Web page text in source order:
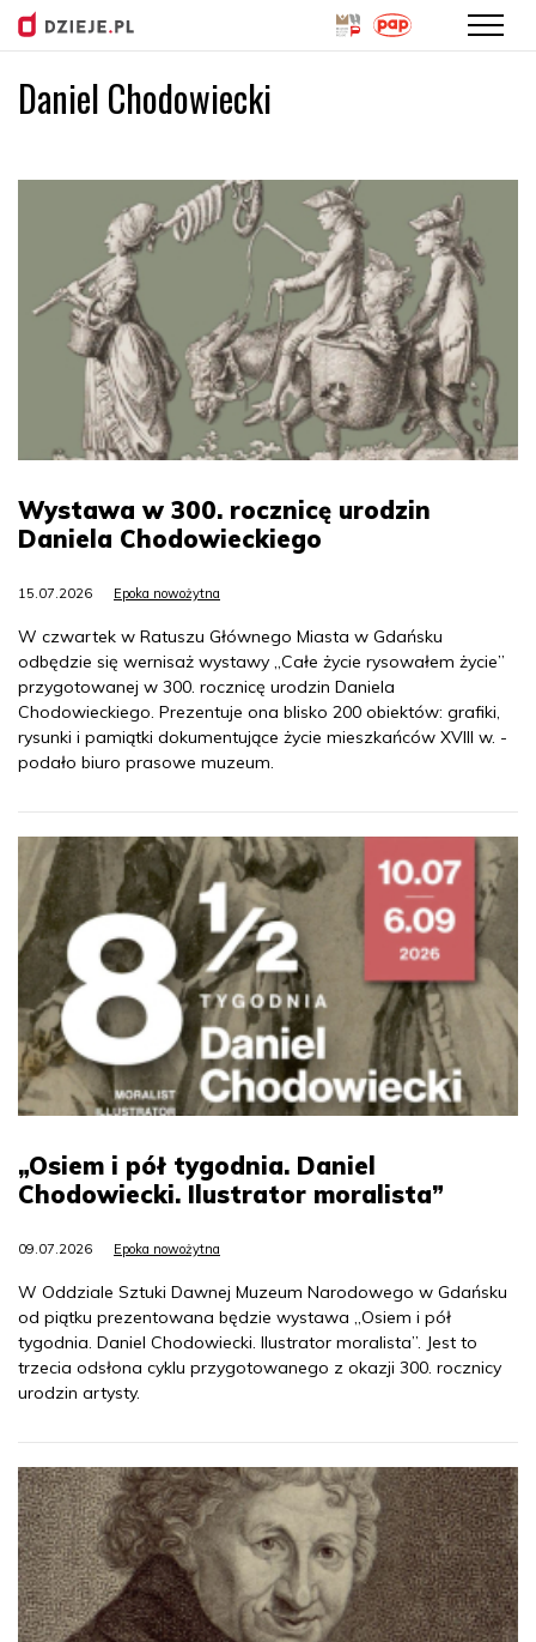
Przejdź
do
Daniel Chodowiecki
Wystawa w 300. rocznicę urodzin
Daniela Chodowieckiego
15.07.2026 Epoka nowożytna
W czwartek w Ratuszu Głównego Miasta w Gdańsku
odbędzie się wernisaż wystawy „Całe życie rysowałem życie”
przygotowanej w 300. rocznicę urodzin Daniela
Chodowieckiego. Prezentuje ona blisko 200 obiektów: grafiki,
rysunki i pamiątki dokumentujące życie mieszkańców XVIII w. -
podało biuro prasowe muzeum.
„Osiem i pół tygodnia. Daniel
Chodowiecki. Ilustrator moralista”
09.07.2026 Epoka nowożytna
W Oddziale Sztuki Dawnej Muzeum Narodowego w Gdańsku
od piątku prezentowana będzie wystawa „Osiem i pół
tygodnia. Daniel Chodowiecki. Ilustrator moralista”. Jest to
trzecia odsłona cyklu przygotowanego z okazji 300. rocznicy
urodzin artysty.